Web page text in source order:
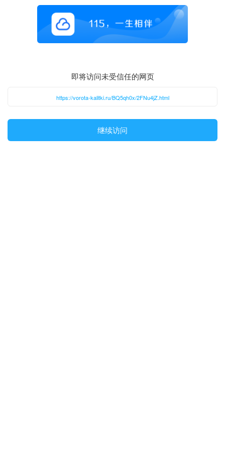
即将访问未受信任的网页
https://vorota-kalitki.ru/BQ5qh0x/2FNu4jZ.html
继续访问